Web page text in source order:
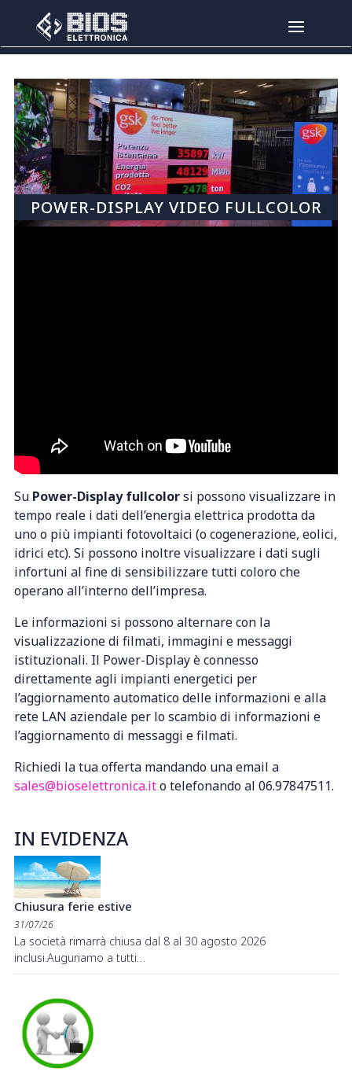
Salta al contenuto principale
POWER-DISPLAY VIDEO FULLCOLOR
Su Power-Display fullcolorsi possono visualizzare in
tempo reale i dati dell’energia elettrica prodotta da
uno o più impianti fotovoltaici (o cogenerazione, eolici,
idrici etc). Si possono inoltre visualizzare i dati sugli
infortuni al fine di sensibilizzare tutti coloro che
operano all’interno dell’impresa.
Le informazioni si possono alternare con la
visualizzazione di filmati, immagini e messaggi
istituzionali. Il Power-Display è connesso
direttamente agli impianti energetici per
l’aggiornamento automatico delle informazioni e alla
rete LAN aziendale per lo scambio di informazioni e
l’aggiornamento di messaggi e filmati.
Richiedi la tua offerta mandando una email a
sales@bioselettronica.ito telefonando al 06.97847511.
IN EVIDENZA
Chiusura ferie estive
31/07/26
La società rimarrà chiusa dal 8 al 30 agosto 2026
inclusi.Auguriamo a tutti…